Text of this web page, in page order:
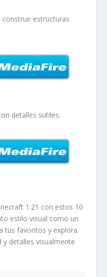
construir estructuras
detalles sutiles.
1.21 con estos 10
estilo visual como un
tus favoritos y explora
y detalles visualmente